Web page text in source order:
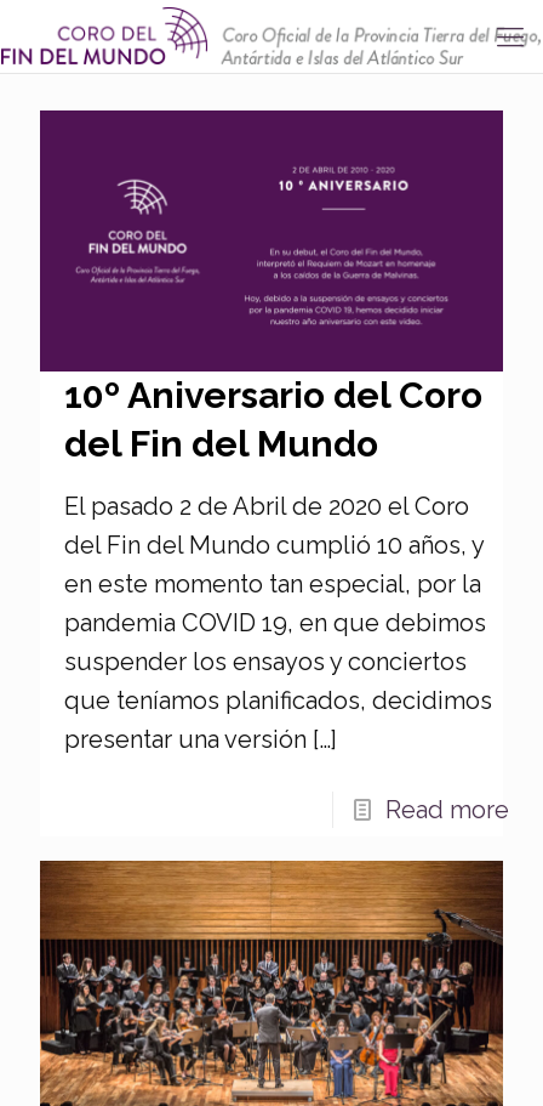
10º Aniversario del Coro
del Fin del Mundo
El pasado 2 de Abril de 2020 el Coro
del Fin del Mundo cumplió 10 años, y
en este momento tan especial, por la
pandemia COVID 19, en que debimos
suspender los ensayos y conciertos
que teníamos planificados, decidimos
presentar una versión […]
Read more